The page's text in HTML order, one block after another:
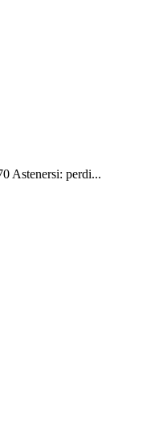
Astenersi: perdi...